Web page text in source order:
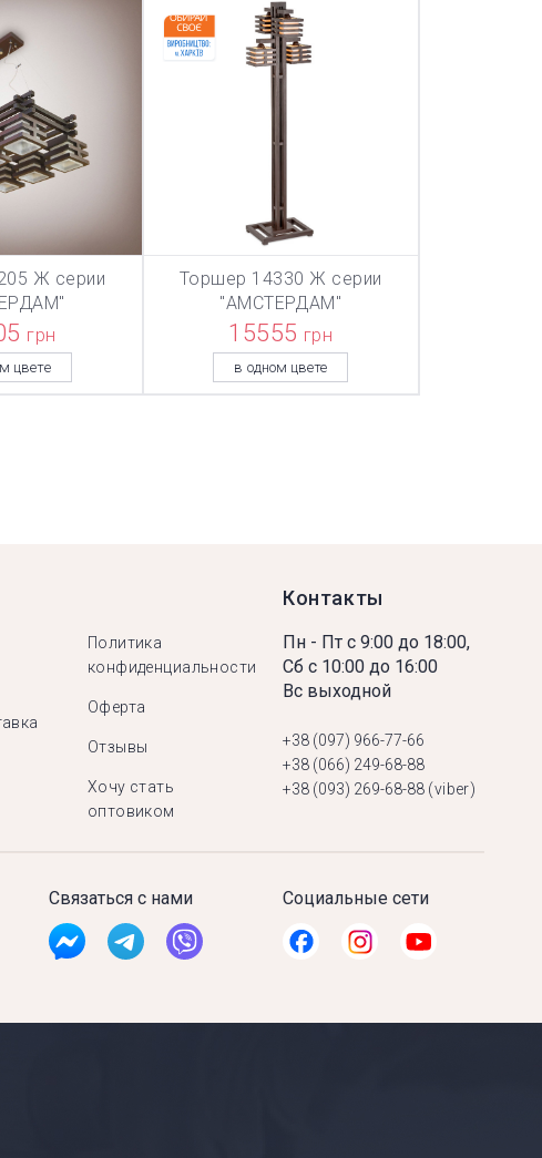
ТОВАР ДОБАВЛЕН В КОРЗИНУ
ТОВАР ДОБАВЛЕН В КОРЗИНУ
Ж серии
грн
цвете
В КОРЗИНУ
Торшер 14330 Ж серии
"АМСТЕРДАМ"
15555 грн
в одном цвете
Политика
конфиденциальности
Оферта
Отзывы
Хочу стать
оптовиком
Контакты
Пн - Пт с 9:00 до 18:00,
Сб с 10:00 до 16:00
Вс выходной
+38 (097) 966-77-66
+38 (066) 249-68-88
+38 (093) 269-68-88 (viber)
Связаться с нами Социальные сети